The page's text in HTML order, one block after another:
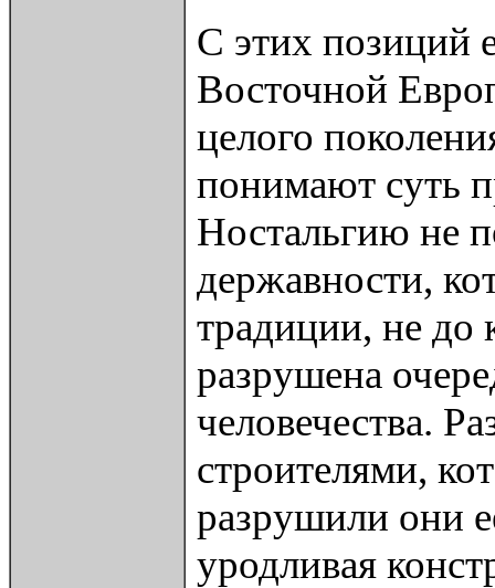
С этих позиций
Восточной
целого
понимают суть
Ностальгию не
державности,
традиции, не до
разрушена
человечества.
строителями,
разрушили они
уродливая